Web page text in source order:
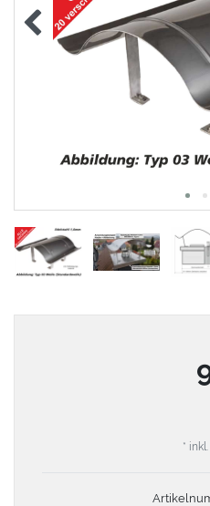
*